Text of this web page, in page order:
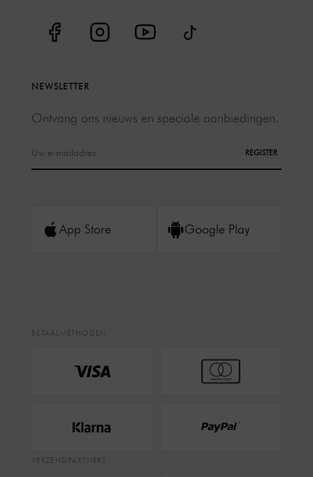
NEWSLETTER
Ontvang ons nieuws en speciale aanbiedingen.
REGISTER
App Store Google Play
BETAALMETHODEN
VERZENDPARTNERS